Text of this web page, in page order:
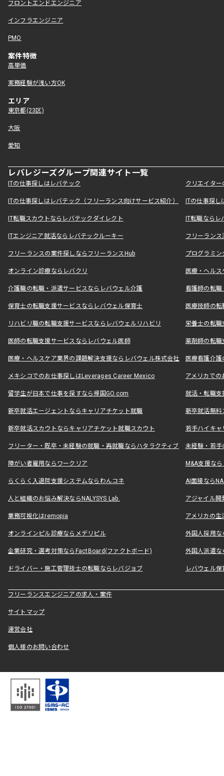
フロントエンドエンジニア
インフラエンジニア
PMO
案件特徴
高単価
実務経験が浅い方OK
エリア
東京都(23区)
大阪
愛知
レバレジーズグループ関連サイト一覧
ITの仕事探しはレバテック クリエイタ
ITの仕事探しはレバテック（フリーランス向けサービス紹介） ITの仕事探
IT転職スカウトならレバテックダイレクト IT転職なら
ITエンジニア就活ならレバテックルーキー フリーラン
フリーランスの案件探しならフリーランスHub プログラミ
オンライン診療ならレバクリ 医療・ヘル
介護職の転職・派遣サービスならレバウェル介護 看護師の転
保育士の転職支援サービスならレバウェル保育士 医療技師の
リハビリ職の転職支援サービスならレバウェルリハビリ 栄養士の転
医師の転職支援サービスならレバウェル医師 薬剤師の転
医療・ヘルスケア業界の課題解決支援ならレバウェル株式会社 医療看護介
メキシコでのお仕事探しはLeverages Career Mexico アメリカで
留学生が日本で仕事を探すなら帰国GO.com 就活・転職
新卒就活エージェントならキャリアチケット就職 新卒就活無料
新卒就活スカウトならキャリアチケット就職スカウト 若手ハイキ
フリーター・既卒・未経験の就職・再就職ならハタラクティブ 未経験・若手
障がい者雇用ならワークリア M&A支援な
らくらく入退院支援システムならわんコネ AI面接なら
人と組織のお悩み解決ならNALYSYS Lab. アジャイル
業務可視化はremopia アメリカの
オンラインピル診療ならメデリピル 外国人採用
企業研究・選考対策ならFactBoard(ファクトボード) 外国人派遣な
ドライバー・施工管理技士の転職ならレバジョブ レバウェル
フリーランスエンジニアの求人・案件
サイトマップ
運営会社
個人様のお問い合わせ